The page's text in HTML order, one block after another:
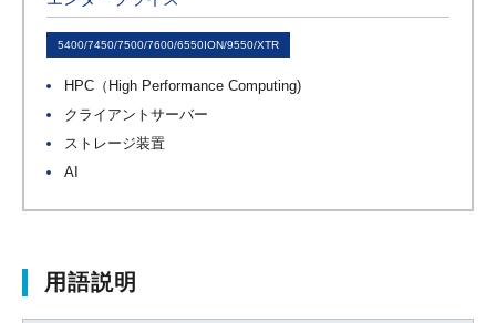
5400/7450/7500/7600/6550ION/9550/XTR
HPC（High Performance Computing)
クライアントサーバー
ストレージ装置
AI
用語説明